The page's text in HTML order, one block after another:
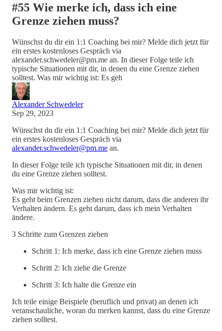
#55 Wie merke ich, dass ich eine
Grenze ziehen muss?
Wünschst du dir ein 1:1 Coaching bei mir? Melde dich jetzt für
ein erstes kostenloses Gespräch via
alexander.schwedeler@pm.me an. In dieser Folge teile ich
typische Situationen mit dir, in denen du eine Grenze ziehen
solltest. Was mir wichtig ist: Es geh
Alexander Schwedeler
Sep 29, 2023
Wünschst du dir ein 1:1 Coaching bei mir? Melde dich jetzt für
ein erstes kostenloses Gespräch via
alexander.schwedeler@pm.me an.
In dieser Folge teile ich typische Situationen mit dir, in denen
du eine Grenze ziehen solltest.
Was mir wichtig ist:
Es geht beim Grenzen ziehen nicht darum, dass die anderen ihr
Verhalten ändern. Es geht darum, dass ich mein Verhalten
ändere.
3 Schritte zum Grenzen ziehen
Schritt 1: Ich merke, dass ich eine Grenze ziehen muss
Schritt 2: Ich ziehe die Grenze
Schritt 3: Ich halte die Grenze ein
Ich teile einige Beispiele (beruflich und privat) an denen ich
veranschauliche, woran du merken kannst, dass du eine Grenze
ziehen solltest.